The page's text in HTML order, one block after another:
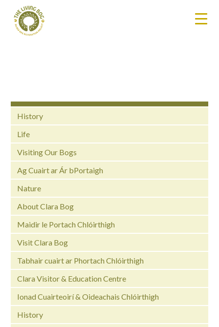
History
Life
Visiting Our Bogs
Ag Cuairt ar Ár bPortaigh
Nature
About Clara Bog
Maidir le Portach Chlóirthigh
Visit Clara Bog
Tabhair cuairt ar Phortach Chlóirthigh
Clara Visitor & Education Centre
Ionad Cuairteoirí & Oideachais Chlóirthigh
History